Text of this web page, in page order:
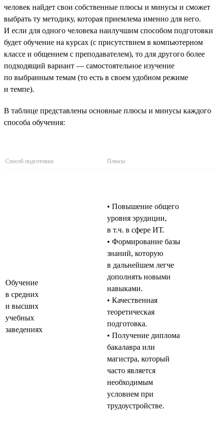
человек найдет свои собственные плюсы и минусы и сможет
выбрать ту методику, которая приемлема именно для него.
И если для одного человека наилучшим способом подготовки
будет обучение на курсах (с присутствием в компьютерном
классе и общением с преподавателем), то для другого более
подходящий вариант — самостоятельное изучение
по выбранным темам (то есть в своем удобном режиме
и темпе).
В таблице представлены основные плюсы и минусы каждого
способа обучения:
Способ подготовки Плюсы
Обучение
в средних
и высших
учебных
заведениях
• Повышение общего
уровня эрудиции,
в т.ч. в сфере ИТ.
• Формирование базы
знаний, которую
в дальнейшем легче
дополнять новыми
навыками.
• Качественная
теоретическая
подготовка.
• Получение диплома
бакалавра или
магистра, который
часто является
необходимым
условием при
трудоустройстве.